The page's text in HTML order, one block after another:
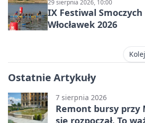
29 sierpnia 2026, 10:00
IX Festiwal Smoczych
Włocławek 2026
Ostatnie Artykuły
7 sierpnia 2026
Remont bursy przy